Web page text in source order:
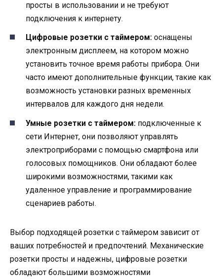
просты в использовании и не требуют
подключения к интернету.
Цифровые розетки с таймером: оснащены
электронным дисплеем, на котором можно
установить точное время работы прибора. Они
часто имеют дополнительные функции, такие как
возможность установки разных временных
интервалов для каждого дня недели.
Умные розетки с таймером: подключенные к
сети Интернет, они позволяют управлять
электроприборами с помощью смартфона или
голосовых помощников. Они обладают более
широкими возможностями, такими как
удаленное управление и программирование
сценариев работы.
Выбор подходящей розетки с таймером зависит от
ваших потребностей и предпочтений. Механические
розетки просты и надежны, цифровые розетки
обладают большими возможностями